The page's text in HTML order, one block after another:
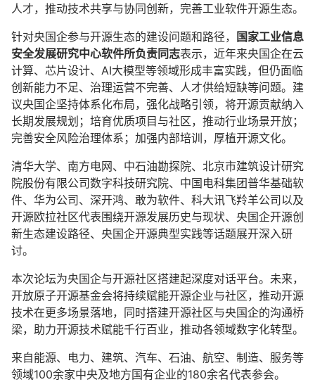
人才，推动技术共享与协同创新，完善工业软件开源生态。
针对央国企参与开源生态的建设问题和路径， 国家工业信息
安全发展研究中心软件所负责同志表示，近年来央国企在云
计算、芯片设计、AI大模型等领域形成丰富实践，但仍面临
创新能力不足、治理运营不完善、人才供给短缺等问题。建
议央国企坚持体系化布局，强化战略引领，将开源贡献纳入
长期发展规划；培育优质项目与社区，推动行业场景开放；
完善安全风险治理体系；加强内部培训，厚植开源文化。
清华大学、南方电网、中石油勘探院、北京市建筑设计研究
院股份有限公司数字科技研究院、中国电科集团普华基础软
件、华为公司、深开鸿、敢为软件、科大讯飞羚羊公司以及
开源欧拉社区代表围绕开源发展历史与现状、央国企开源创
新生态建设路径、央国企开源典型实践等话题展开深入研
讨。
本次论坛为央国企与开源社区搭建起深度对话平台。未来，
开放原子开源基金会将持续赋能开源企业与社区，推动开源
技术在更多场景落地，同时搭建开源社区与央国企的沟通桥
梁，助力开源技术赋能千行百业，推动各领域数字化转型。
来自能源、电力、建筑、汽车、石油、航空、制造、服务等
领域100余家中央及地方国有企业的180余名代表参会。